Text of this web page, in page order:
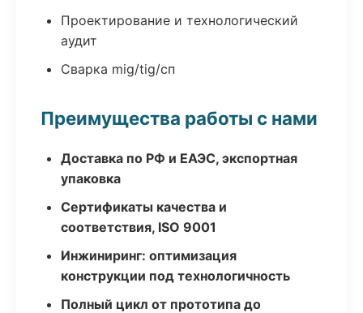
Проектирование и технологический
аудит
Сварка mig/tig/сп
Преимущества работы с нами
Доставка по РФ и ЕАЭС, экспортная
упаковка
Сертификаты качества и
соответствия, ISO 9001
Инжиниринг: оптимизация
конструкции под технологичность
Полный цикл от прототипа до